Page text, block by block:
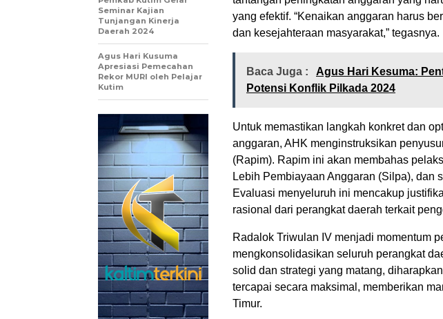
yang efektif. “Kenaikan anggaran harus
dan kesejahteraan masyarakat,” tegasnya.
Baca Juga :
Agus Hari Kesuma:
Potensi Konflik Pilkada 2024
Untuk memastikan langkah konkret dan
anggaran, AHK menginstruksikan
(Rapim). Rapim ini akan membahas
Lebih Pembiayaan Anggaran (Silpa), dan
Evaluasi menyeluruh ini mencakup
rasional dari perangkat daerah terkait
Radalok Triwulan IV menjadi momentum
mengkonsolidasikan seluruh perangkat
solid dan strategi yang matang,
tercapai secara maksimal, memberikan
Timur.
Seminar Kajian
Tunjangan Kinerja
Daerah 2024
Agus Hari Kusuma
Apresiasi Pemecahan
Rekor MURI oleh Pelajar
Kutim